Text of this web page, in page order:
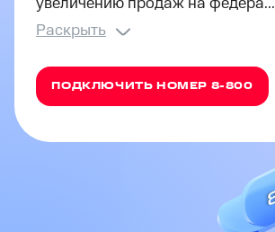
увеличению продаж на федера...
Раскрыть
ПОДКЛЮЧИТЬ НОМЕР 8-800